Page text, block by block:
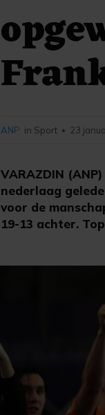
VARAZDIN
nederlaag
voor de
19-13 achter.
ANP in Sport • 23